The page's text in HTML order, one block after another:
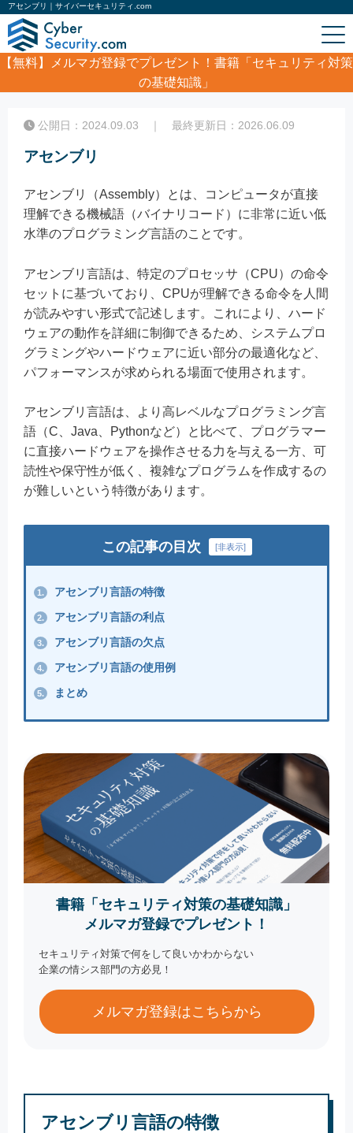
アセンブリ｜サイバーセキュリティ.com
【無料】
メルマガ登録でプレゼント！書籍「セキュリティ対策
の基礎知識」
アセンブリ
公開日：2024.09.03 ｜ 最終更新日：2026.06.09
アセンブリ
アセンブリ（Assembly）とは、コンピュータが直接
理解できる機械語（バイナリコード）に非常に近い低
水準のプログラミング言語のことです。
アセンブリ言語は、特定のプロセッサ（CPU）の命令
セットに基づいており、CPUが理解できる命令を人間
が読みやすい形式で記述します。これにより、ハード
ウェアの動作を詳細に制御できるため、システムプロ
グラミングやハードウェアに近い部分の最適化など、
パフォーマンスが求められる場面で使用されます。
アセンブリ言語は、より高レベルなプログラミング言
語（C、Java、Pythonなど）と比べて、プログラマー
に直接ハードウェアを操作させる力を与える一方、可
読性や保守性が低く、複雑なプログラムを作成するの
が難しいという特徴があります。
この記事の目次 [非表示]
1. アセンブリ言語の特徴
2. アセンブリ言語の利点
3. アセンブリ言語の欠点
4. アセンブリ言語の使用例
5. まとめ
書籍「セキュリティ対策の基礎知識」
メルマガ登録でプレゼント！
セキュリティ対策で何をして良いかわからない
企業の情シス部門の方必見！
メルマガ登録はこちらから
アセンブリ言語の特徴